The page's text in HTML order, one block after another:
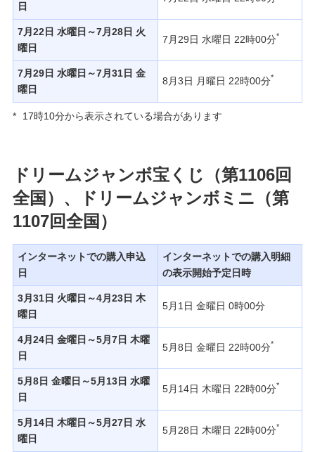
日
7月22日 水曜日～7月28日 火
曜日
7月29日 水曜日 22時00分*
7月29日 水曜日～7月31日 金
曜日
8月3日 月曜日 22時00分*
* 17時10分から表示されている場合があります
ドリームジャンボ宝くじ（第1106回
全国）、ドリームジャンボミニ（第
1107回全国）
インターネットでの購入申込
日
インターネットでの購入明細
の表示開始予定日時
3月31日 火曜日～4月23日 木
曜日
5月1日 金曜日 0時00分
4月24日 金曜日～5月7日 木曜
日
5月8日 金曜日 22時00分*
5月8日 金曜日～5月13日 水曜
日
5月14日 木曜日 22時00分*
5月14日 木曜日～5月27日 水
曜日
5月28日 木曜日 22時00分*